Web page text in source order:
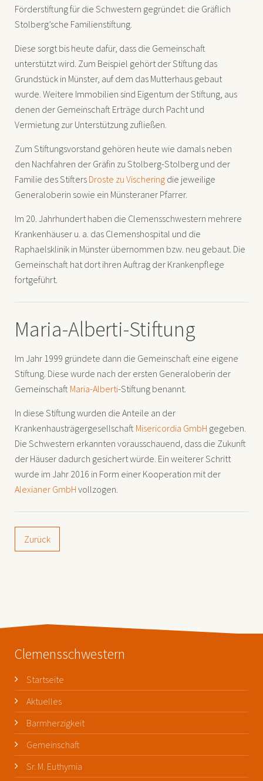
Förderstiftung für die Schwestern gegründet: die Gräflich
Stolberg’sche Familienstiftung.
Diese sorgt bis heute dafür, dass die Gemeinschaft
unterstützt wird. Zum Beispiel gehört der Stiftung das
Grundstück in Münster, auf dem das Mutterhaus gebaut
wurde. Weitere Immobilien sind Eigentum der Stiftung, aus
denen der Gemeinschaft Erträge durch Pacht und
Vermietung zur Unterstützung zufließen.
Zum Stiftungsvorstand gehören heute wie damals neben
den Nachfahren der Gräfin zu Stolberg-Stolberg und der
Familie des Stifters Droste zu Vischering die jeweilige
Generaloberin sowie ein Münsteraner Pfarrer.
Im 20. Jahrhundert haben die Clemensschwestern mehrere
Krankenhäuser u. a. das Clemenshospital und die
Raphaelsklinik in Münster übernommen bzw. neu gebaut. Die
Gemeinschaft hat dort ihren Auftrag der Krankenpflege
fortgeführt.
Maria-Alberti-Stiftung
Im Jahr 1999 gründete dann die Gemeinschaft eine eigene
Stiftung. Diese wurde nach der ersten Generaloberin der
Gemeinschaft Maria-Alberti-Stiftung benannt.
In diese Stiftung wurden die Anteile an der
Krankenhausträgergesellschaft Misericordia GmbH gegeben.
Die Schwestern erkannten vorausschauend, dass die Zukunft
der Häuser dadurch gesichert würde. Ein weiterer Schritt
wurde im Jahr 2016 in Form einer Kooperation mit der
Alexianer GmbH vollzogen.
Zurück
Clemensschwestern
Startseite
Aktuelles
Barmherzigkeit
Gemeinschaft
Sr. M. Euthymia